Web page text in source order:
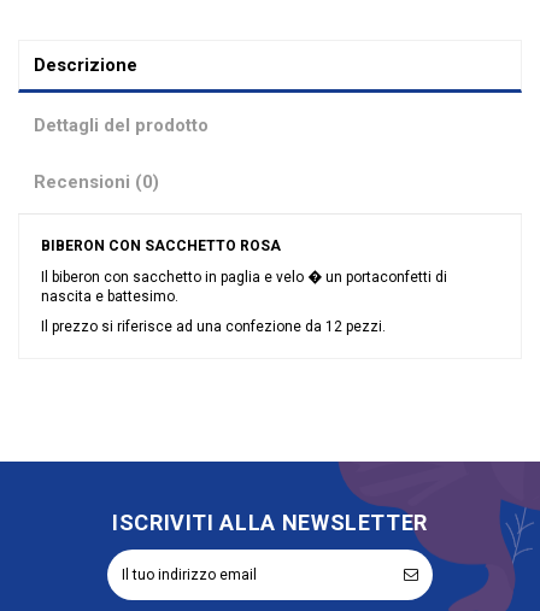
Descrizione
Dettagli del prodotto
Recensioni (0)
BIBERON CON SACCHETTO ROSA
Il biberon con sacchetto in paglia e velo � un portaconfetti di
nascita e battesimo.
Il prezzo si riferisce ad una confezione da 12 pezzi.
ISCRIVITI ALLA NEWSLETTER